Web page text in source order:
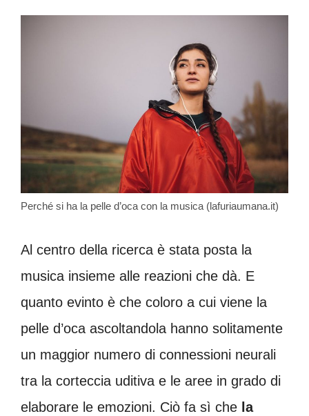
Perché si ha la pelle d’oca con la musica (lafuriaumana.it)
Al centro della ricerca è stata posta la
musica insieme alle reazioni che dà. E
quanto evinto è che coloro a cui viene la
pelle d’oca ascoltandola hanno solitamente
un maggior numero di connessioni neurali
tra la corteccia uditiva e le aree in grado di
elaborare le emozioni. Ciò fa sì che la